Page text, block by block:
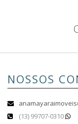
NOSSOS
(13) 99707-0310